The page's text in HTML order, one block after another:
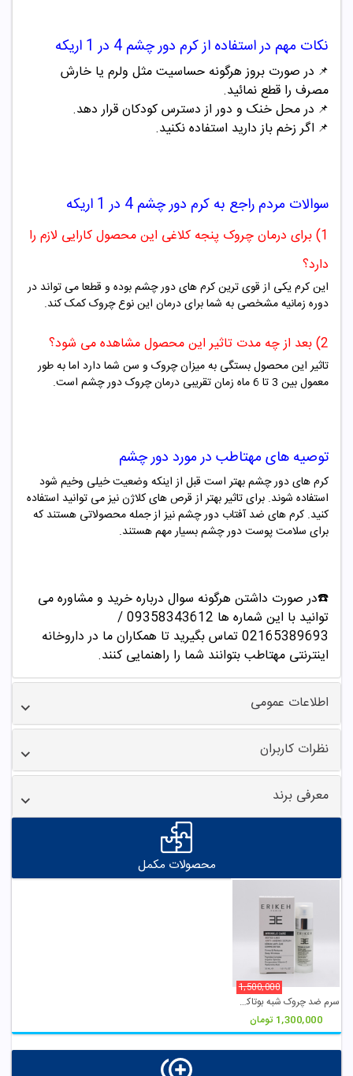
نکات مهم در استفاده ازکرم دور چشم 4 در 1 اریکه
📌 در صورت بروز هرگونه حساسیت مثل ولرم یا خارش
مصرف را قطع نمائید.
📌 در محل خنک و دور از دسترس کودکان قرار دهد.
📌 اگر زخم باز دارید استفاده نکنید.
سوالات مردم راجع به کرم دور چشم 4 در 1 اریکه
1) برای درمان چروک پنجه کلاغی این محصول کارایی لازم را
دارد؟
این کرم یکی از قوی ترین کرم های دور چشم بوده و قطعا می تواند در
دوره زمانیه مشخصی به شما برای درمان این نوع چروک کمک کند.
2) بعد از چه مدت تاثیر این محصول مشاهده می شود؟
تاثیر این محصول بستگی به میزان چروک و سن شما دارد اما به طور
معمول بین 3 تا 6 ماه زمان تقریبی درمان چروک دور چشم است.
توصیه های مهتاطب در مورد دور چشم
کرم های دور چشم بهتر است قبل از اینکه وضعیت خیلی وخیم شود
استفاده شوند. برای تاثیر بهتر از قرص های کلاژن نیز می توانید استفاده
کنید. کرم های ضد آفتاب دور چشم نیز از جمله محصولاتی هستند که
برای سلامت پوست دور چشم بسیار مهم هستند.
☎️در صورت داشتن هرگونه سوال درباره خرید و مشاوره می
توانید با این شماره ها 09358343612 /
02165389693تماس بگیرید تا همکاران ما در داروخانه
اینترنتی مهتاطب بتوانند شما را راهنمایی کنند.
اطلاعات عمومی
نظرات کاربران
معرفی برند
محصولات مکمل
سرم ضد چروک شبه بوتاکس اریکه
1,500,000
1,300,000 تومان